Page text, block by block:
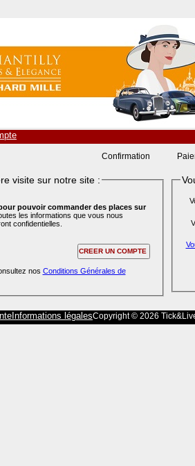
Confirmation
visite sur notre site :
pouvoir commander des places sur
les informations que vous nous
confidentielles.
nos Conditions Générales de
Informations légalesCopyright © 2026